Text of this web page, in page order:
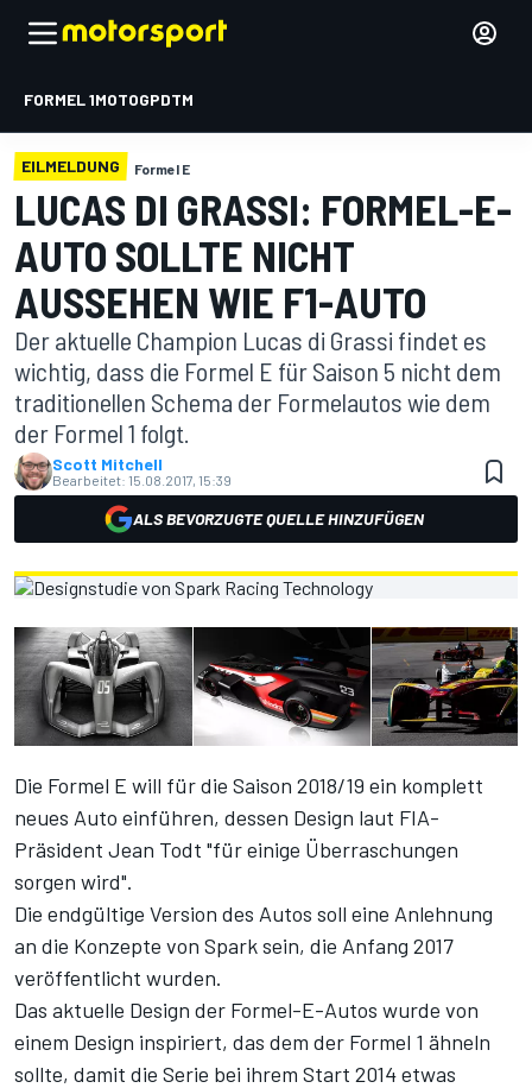
FORMEL 1MOTOGPDTM
EILMELDUNG Formel E
LUCAS DI GRASSI: FORMEL-E-
AUTO SOLLTE NICHT
AUSSEHEN WIE F1-AUTO
Der aktuelle Champion Lucas di Grassi findet es
wichtig, dass die Formel E für Saison 5 nicht dem
traditionellen Schema der Formelautos wie dem
der Formel 1 folgt.
Scott Mitchell
Bearbeitet: 15.08.2017, 15:39
ALS BEVORZUGTE QUELLE HINZUFÜGEN
Die Formel E will für die Saison 2018/19 ein komplett
neues Auto einführen, dessen Design laut FIA-
Präsident Jean Todt "für einige Überraschungen
sorgen wird".
Die endgültige Version des Autos soll eine Anlehnung
an die Konzepte von Spark sein, die Anfang 2017
veröffentlicht wurden.
Das aktuelle Design der Formel-E-Autos wurde von
einem Design inspiriert, das dem der Formel 1 ähneln
sollte, damit die Serie bei ihrem Start 2014 etwas